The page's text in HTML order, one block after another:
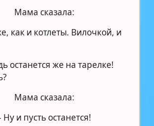
Мама сказала:
как и котлеты. Вилочкой, и
останется же на тарелке!
Мама сказала:
Ну и пусть останется!